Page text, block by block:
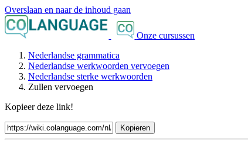
Overslaan en naar de inhoud gaan
Onze cursussen
Nederlandse grammatica
Nederlandse werkwoorden vervoegen
Nederlandse sterke werkwoorden
Zullen vervoegen
Kopieer deze link!
Kopieren